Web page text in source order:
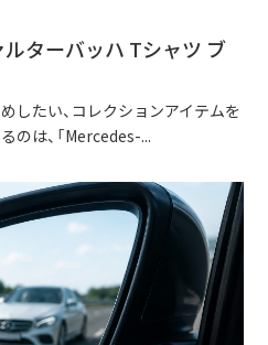
ターバッハ Tシャツ ブ
したい、コレクションアイテムを
のは、「Mercedes-...